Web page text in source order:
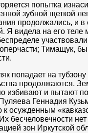
попытка
зубной щеткой
продолжались, и в
Я видела на его
Тимащук,
попадает на
продолжаются.
избивают и пытают
Геннадия
осужденным
бесчеловечности
зон Иркутской